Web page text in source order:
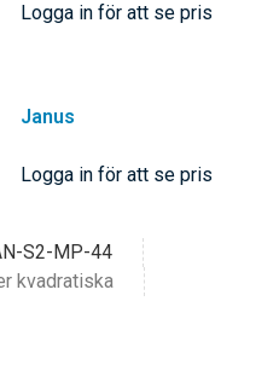
Logga in för att se pris
Janus
Logga in för att se pris
S2-MP-44
kvadratiska